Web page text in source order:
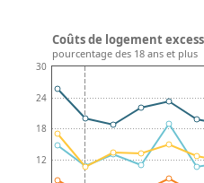
12
18
24
30
Coûts de logement
pourcentage des 18 ans et plus